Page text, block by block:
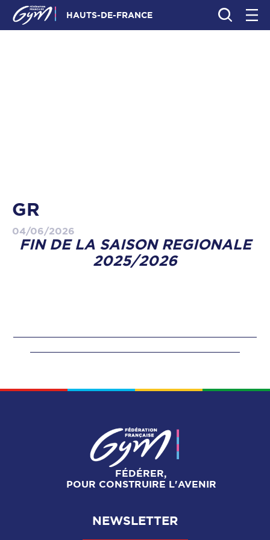
HAUTS-DE-FRANCE
GR
04/06/2026
FIN DE LA SAISON REGIONALE
2025/2026
FÉDÉRER,
POUR CONSTRUIRE L'AVENIR
NEWSLETTER